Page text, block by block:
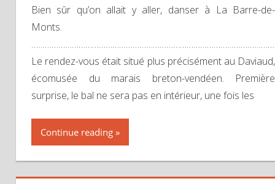
Bien sûr qu’on allait y aller, danser à La Barre-de-
Monts.
Le rendez-vous était situé plus précisément au Daviaud,
écomusée du marais breton-vendéen. Première
surprise, le bal ne sera pas en intérieur, une fois les
Continue reading